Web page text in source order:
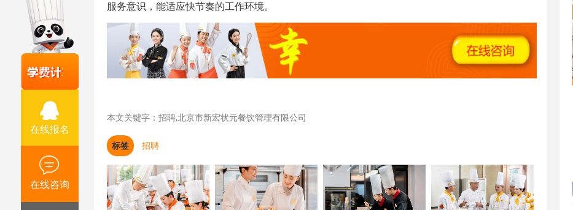
服务意识，能适应快节奏的工作环境。
本文关键字：招聘,北京市新宏状元餐饮管理有限公司
标签 招聘
在线报名
在线咨询